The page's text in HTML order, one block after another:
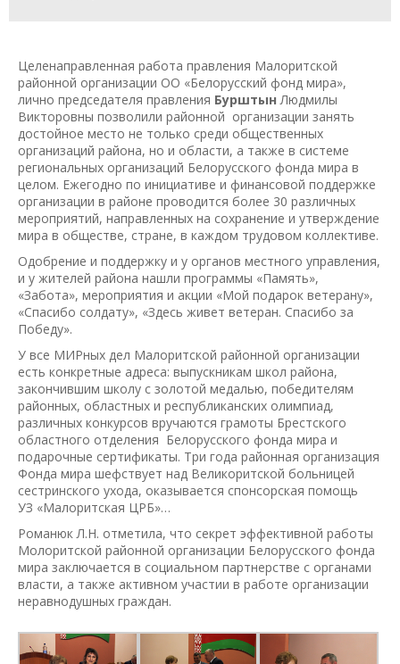
Целенаправленная работа правления Малоритской
районной организации ОО «Белорусский фонд мира»,
лично председателя правления Бурштын Людмилы
Викторовны позволили районной организации занять
достойное место не только среди общественных
организаций района, но и области, а также в системе
региональных организаций Белорусского фонда мира в
целом. Ежегодно по инициативе и финансовой поддержке
организации в районе проводится более 30 различных
мероприятий, направленных на сохранение и утверждение
мира в обществе, стране, в каждом трудовом коллективе.
Одобрение и поддержку и у органов местного управления,
и у жителей района нашли программы «Память»,
«Забота», мероприятия и акции «Мой подарок ветерану»,
«Спасибо солдату», «Здесь живет ветеран. Спасибо за
Победу».
У все МИРных дел Малоритской районной организации
есть конкретные адреса: выпускникам школ района,
закончившим школу с золотой медалью, победителям
районных, областных и республиканских олимпиад,
различных конкурсов вручаются грамоты Брестского
областного отделения Белорусского фонда мира и
подарочные сертификаты. Три года районная организация
Фонда мира шефствует над Великоритской больницей
сестринского ухода, оказывается спонсорская помощь
УЗ «Малоритская ЦРБ»…
Романюк Л.Н. отметила, что секрет эффективной работы
Молоритской районной организации Белорусского фонда
мира заключается в социальном партнерстве с органами
власти, а также активном участии в работе организации
неравнодушных граждан.